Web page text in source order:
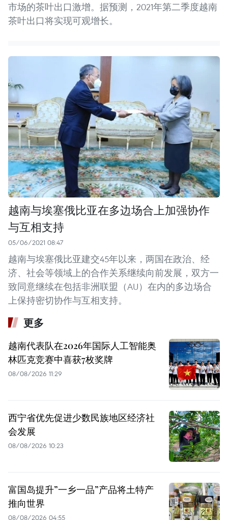
市场的茶叶出口激增。据预测，2021年第二季度越南
茶叶出口将实现可观增长。
越南与埃塞俄比亚在多边场合上加强协作
与互相支持
05/06/2021 08:47
越南与埃塞俄比亚建交45年以来，两国在政治、经
济、社会等领域上的合作关系继续向前发展，双方一
致同意继续在包括非洲联盟（AU）在内的多边场合
上保持密切协作与互相支持。
更多
越南代表队在2026年国际人工智能奥
林匹克竞赛中喜获7枚奖牌
08/08/2026 11:29
西宁省优先促进少数民族地区经济社
会发展
08/08/2026 10:23
富国岛提升”一乡一品”产品将土特产
推向世界
08/08/2026 04:55